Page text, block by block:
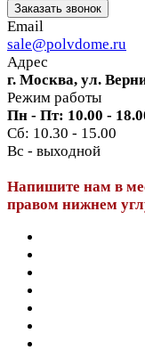
Заказать звонок
Email
sale@polvdome.ru
Адрес
г. Москва, ул.
Режим работы
Пн - Пт: 10.00 -
Сб: 10.30 - 15.00
Вс - выходной
Напишите нам в
правом нижнем